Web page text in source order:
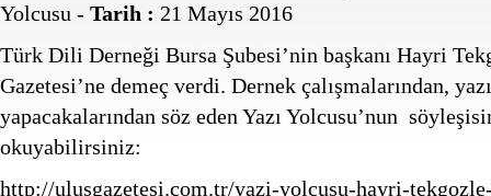
Yolcusu - Tarih : 21 Mayıs 2016
Türk Dili Derneği Bursa Şubesi’nin başkanı Hayri
Gazetesi’ne demeç verdi. Dernek çalışmalarından,
yapacakalarından söz eden Yazı Yolcusu’nun
okuyabilirsiniz:
http://ulusgazetesi.com.tr/yazi-yolcusu-hayri-